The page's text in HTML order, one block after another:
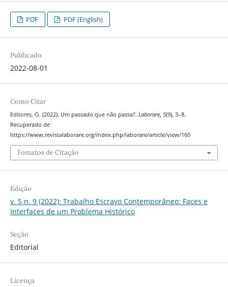
PDF PDF (English)
Publicado
2022-08-01
Como Citar
Editores, O. (2022). Um passado que não passa?. Laborare, 5(9), 3–8.
Recuperado de
https://www.revistalaborare.org/index.php/laborare/article/view/160
Fomatos de Citação
Edição
v. 5 n. 9 (2022): Trabalho Escravo Contemporâneo: Faces e
Interfaces de um Problema Histórico
Seção
Editorial
Licença